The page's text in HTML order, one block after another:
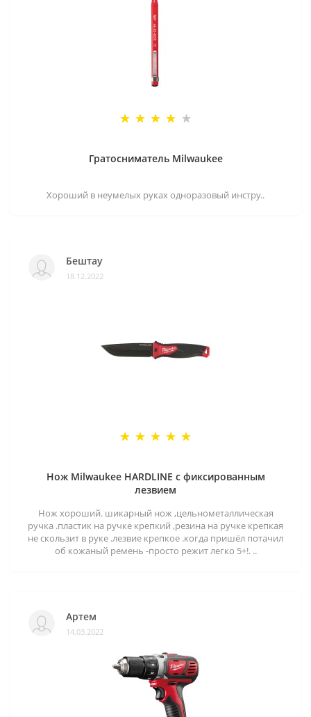
Гратосниматель Milwaukee
Хороший в неумелых руках одноразовый инстру..
Бештау
18.12.2022
Нож Milwaukee HARDLINE с фиксированным
лезвием
Нож хороший. шикарный нож ,цельнометаллическая
ручка .пластик на ручке крепкий ,резина на ручке крепкая
не скользит в руке .лезвие крепкое .когда пришёл потачил
об кожаный ремень -просто режит легко 5+!. ..
Артем
14.03.2022